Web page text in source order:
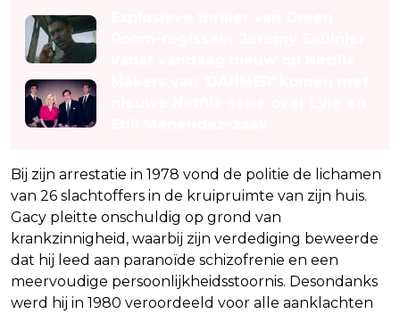
Bij zijn arrestatie in 1978 vond de politie de lichamen
van 26 slachtoffers in de kruipruimte van zijn huis.
Gacy pleitte onschuldig op grond van
krankzinnigheid, waarbij zijn verdediging beweerde
dat hij leed aan paranoïde schizofrenie en een
meervoudige persoonlijkheidsstoornis. Desondanks
werd hij in 1980 veroordeeld voor alle aanklachten